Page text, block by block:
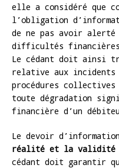
elle a considéré que
l’obligation
de ne pas avoir
difficultés financières
Le cédant doit ainsi
relative aux incidents
procédures collectives
toute dégradation
financière d’un
Le devoir
réalité et la validité
cédant doit garantir